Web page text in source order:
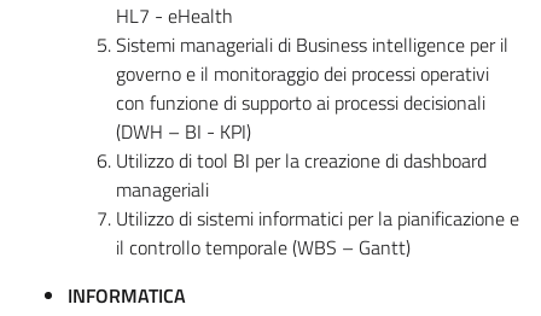
HL7 - eHealth
Sistemi manageriali di Business intelligence per il
governo e il monitoraggio dei processi operativi
con funzione di supporto ai processi decisionali
(DWH – BI - KPI)
Utilizzo di tool BI per la creazione di dashboard
manageriali
Utilizzo di sistemi informatici per la pianificazione e
il controllo temporale (WBS – Gantt)
INFORMATICA